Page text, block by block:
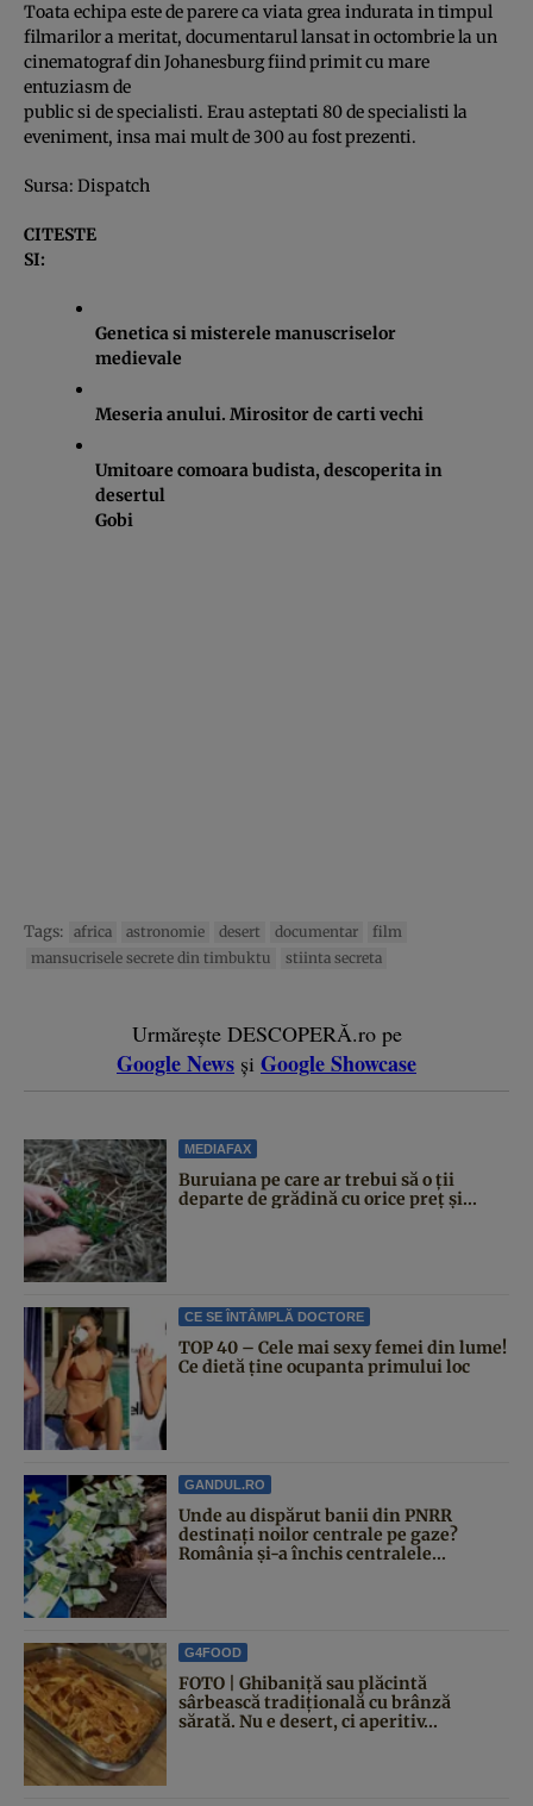
Toata echipa este de parere ca viata grea indurata in timpul
filmarilor a meritat, documentarul lansat in octombrie la un
cinematograf din Johanesburg fiind primit cu mare
entuziasm de
public si de specialisti. Erau asteptati 80 de specialisti la
eveniment, insa mai mult de 300 au fost prezenti.
Sursa: Dispatch
CITESTE
SI:
Genetica si misterele manuscriselor
medievale
Meseria anului. Mirositor de carti vechi
Umitoare comoara budista, descoperita in
desertul
Gobi
Tags: africa astronomie desert documentar
film
mansucrisele secrete din timbuktu
stiinta secreta
Urmărește DESCOPERĂ.ro pe
Google News și Google Showcase
MEDIAFAX
Buruiana pe care ar trebui să o ții
departe de grădină cu orice preț și...
CE SE ÎNTÂMPLĂ DOCTORE
TOP 40 – Cele mai sexy femei din lume!
Ce dietă ține ocupanta primului loc
GANDUL.RO
Unde au dispărut banii din PNRR
destinați noilor centrale pe gaze?
România și-a închis centralele...
G4FOOD
FOTO | Ghibaniță sau plăcintă
sârbească tradițională cu brânză
sărată. Nu e desert, ci aperitiv...